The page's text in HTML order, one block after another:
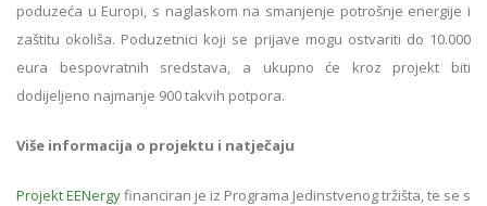
poduzeća u Europi, s naglaskom na smanjenje potrošnje energije i
zaštitu okoliša. Poduzetnici koji se prijave mogu ostvariti do 10.000
eura bespovratnih sredstava, a ukupno će kroz projekt biti
dodijeljeno najmanje 900 takvih potpora.
Više informacija o projektu i natječaju
Projekt EENergyfinanciran je iz Programa Jedinstvenog tržišta, te se s